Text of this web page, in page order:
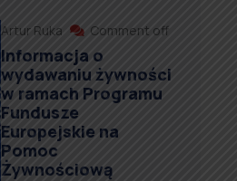
Artur Ruka Comment off
Informacja o
wydawaniu żywności
w ramach Programu
Fundusze
Europejskie na
Pomoc
Żywnościową